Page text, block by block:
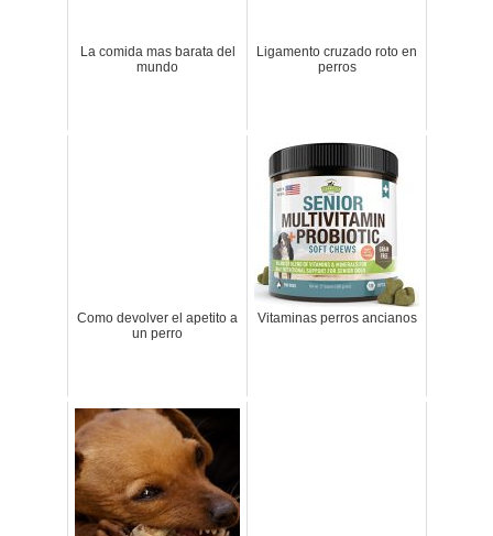
La comida mas barata del
mundo
Ligamento cruzado roto en
perros
Como devolver el apetito a
un perro
Vitaminas perros ancianos